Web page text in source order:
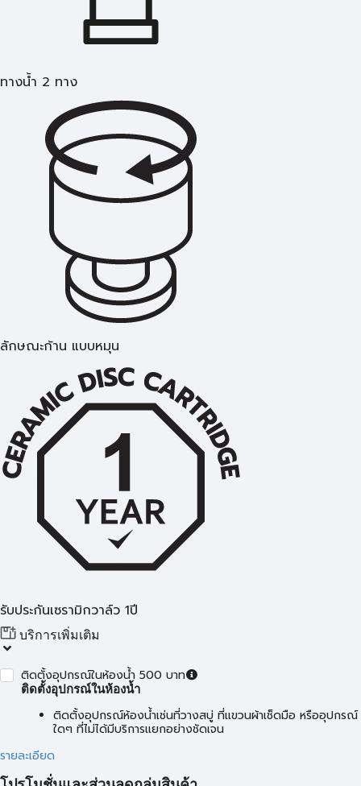
ทางน้ำ 2 ทาง
ลักษณะก้าน แบบหมุน
รับประกันเซรามิกวาล์ว 1ปี
บริการเพิ่มเติม
ติดตั้งอุปกรณ์ในห้องน้ำ 500 บาท
ติดตั้งอุปกรณ์ในห้องน้ำ
ติดตั้งอุปกรณ์ห้องน้ำเช่นที่วางสบู่ ที่แขวนผ้าเช็ดมือ หรืออุปกรณ์
ใดๆ ที่ไม่ได้มีบริการแยกอย่างชัดเจน
รายละเอียด